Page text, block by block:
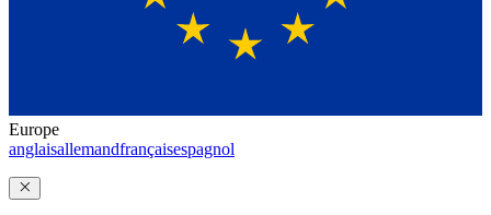
Europe
anglaisallemandfrançaisespagnol